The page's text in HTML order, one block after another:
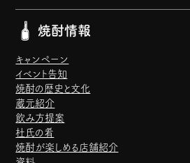
焼酎情報
キャンペーン
イベント告知
焼酎の歴史と文化
蔵元紹介
飲み方提案
杜氏の肴
焼酎が楽しめる店舗紹介